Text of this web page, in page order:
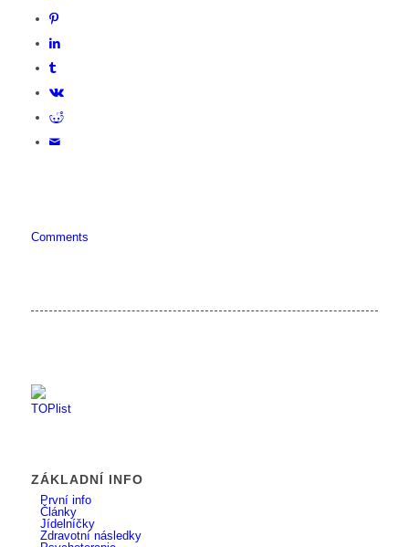
Comments
ZÁKLADNÍ INFO
První info
Články
Jídelníčky
Zdravotní následky